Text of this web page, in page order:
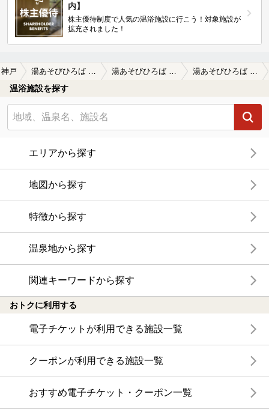
内】
株主優待制度で人気の温浴施設に行こう！対象施設が
拡充されました！
神戸
温浴施設を探す
エリアから探す
地図から探す
特徴から探す
温泉地から探す
関連キーワードから探す
おトクに利用する
電子チケットが利用できる施設一覧
クーポンが利用できる施設一覧
おすすめ電子チケット・クーポン一覧